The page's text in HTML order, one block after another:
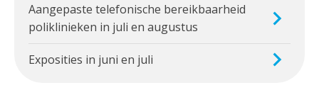
Aangepaste telefonische bereikbaarheid
poliklinieken in juli en augustus
Exposities in juni en juli